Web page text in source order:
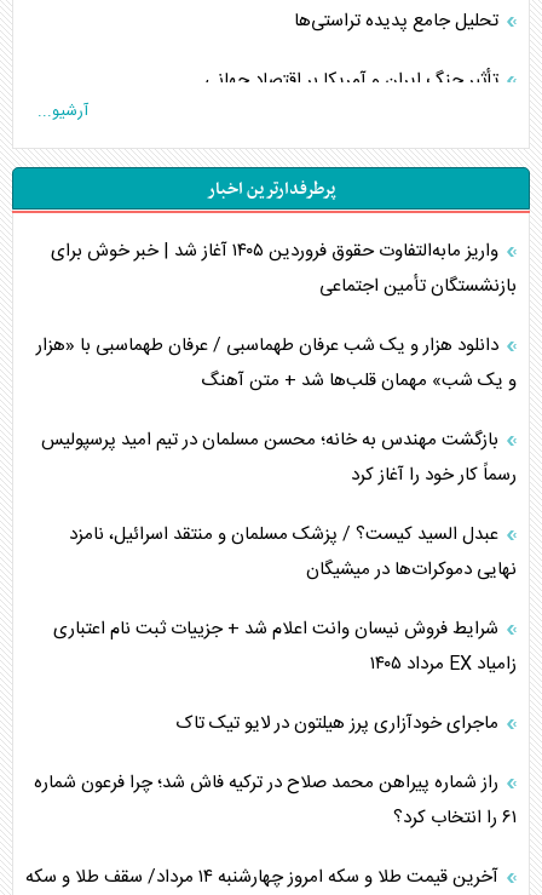
تحلیل جامع پدیده تراستی‌ها
تأثیر جنگ ایران و آمریکا بر اقتصاد جهانی
اربعین، کابوس مشترک تل‌آویو-واشنگتن
برنامه هفتم توسعه در نقطه کور سیاستگذاری
اوکراین بازوی مخرب آمریکا در غرب آسیا
اهمیت راهبردی اردن برای آمریکا
پیام، ظرفیت بالفعل‌نشده تجارت ایران
همسویی عربستان با سنتکام علیه متحدان ایران
ترامپ و توهم خلع سلاح حماس
چرا کویت به دنبال شریک امنیتی جدید است؟
اعتراف غرب به قدرت ایران در تثبیت معادلات
خطای راهبردی ترامپ مقابل برزیل
آرشیو...
پرطرفدارترین اخبار
واریز مابه‌التفاوت حقوق فروردین ۱۴۰۵ آغاز شد | خبر خوش برای
بازنشستگان تأمین اجتماعی
دانلود هزار و یک شب عرفان طهماسبی / عرفان طهماسبی با «هزار
و یک شب» مهمان قلب‌ها شد + متن آهنگ
بازگشت مهندس به خانه؛ محسن مسلمان در تیم امید پرسپولیس
رسماً کار خود را آغاز کرد
عبدل السید کیست؟ / پزشک مسلمان و منتقد اسرائیل، نامزد
نهایی دموکرات‌ها در میشیگان
شرایط فروش نیسان وانت اعلام شد + جزییات ثبت نام اعتباری
زامیاد EX مرداد ۱۴۰۵
ماجرای خودآزاری پرز هیلتون در لایو تیک تاک
راز شماره پیراهن محمد صلاح در ترکیه فاش شد؛ چرا فرعون شماره
۶۱ را انتخاب کرد؟
آخرین قیمت طلا و سکه امروز چهارشنبه ۱۴ مرداد/ سقف طلا و سکه